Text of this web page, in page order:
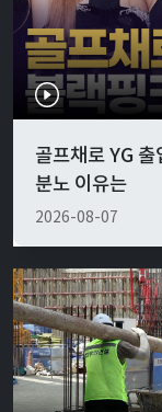
골프채로 YG
분노 이유는
2026-08-07